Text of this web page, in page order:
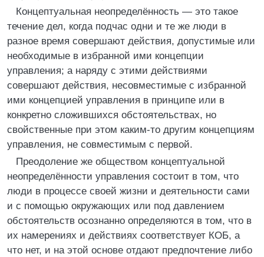
Концептуальная неопределённость — это такое
течение дел, когда подчас одни и те же люди в
разное время совершают действия, допустимые или
необходимые в избранной ими концепции
управления; а наряду с этими действиями
совершают действия, несовместимые с избранной
ими концепцией управления в принципе или в
конкретно сложившихся обстоятельствах, но
свойственные при этом каким-то другим концепциям
управления, не совместимым с первой.
Преодоление же обществом концептуальной
неопределённости управления состоит в том, что
люди в процессе своей жизни и деятельности сами
и с помощью окружающих или под давлением
обстоятельств осознанно определяются в том, что в
их намерениях и действиях соответствует КОБ, а
что нет, и на этой основе отдают предпочтение либо